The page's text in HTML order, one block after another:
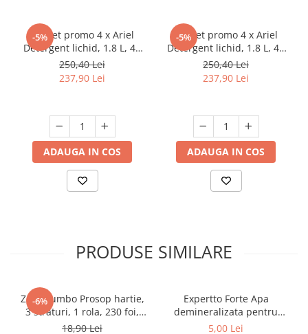
-5%
Pachet promo 4 x Ariel
Detergent lichid, 1.8 L, 40
spalari, Mountain Spring
250,40 Lei
237,90 Lei
ADAUGA IN COS
-5%
Pachet promo 4 x Ariel
Detergent lichid, 1.8 L, 40
spalari, Mountain Spring &
Color
250,40 Lei
237,90 Lei
ADAUGA IN COS
PRODUSE SIMILARE
-6%
Zewa Jumbo Prosop hartie,
3 straturi, 1 rola, 230 foi,
Premium Expert
18,90 Lei
Expertto Forte Apa
demineralizata pentru
fierul de calcat, 1 L, Floral
5,00 Lei